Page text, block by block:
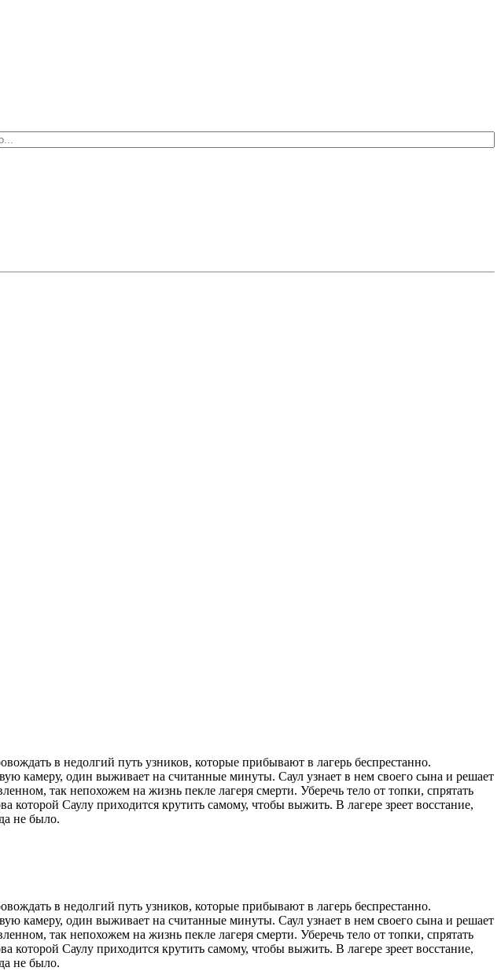
в недолгий путь узников, которые прибывают в лагерь беспрестанно.
камеру, один выживает на считанные минуты. Саул узнает в нем своего сына и решает
так непохожем на жизнь пекле лагеря смерти. Уберечь тело от топки, спрятать
Саулу приходится крутить самому, чтобы выжить. В лагере зреет восстание,
не было.
в недолгий путь узников, которые прибывают в лагерь беспрестанно.
камеру, один выживает на считанные минуты. Саул узнает в нем своего сына и решает
так непохожем на жизнь пекле лагеря смерти. Уберечь тело от топки, спрятать
Саулу приходится крутить самому, чтобы выжить. В лагере зреет восстание,
не было.